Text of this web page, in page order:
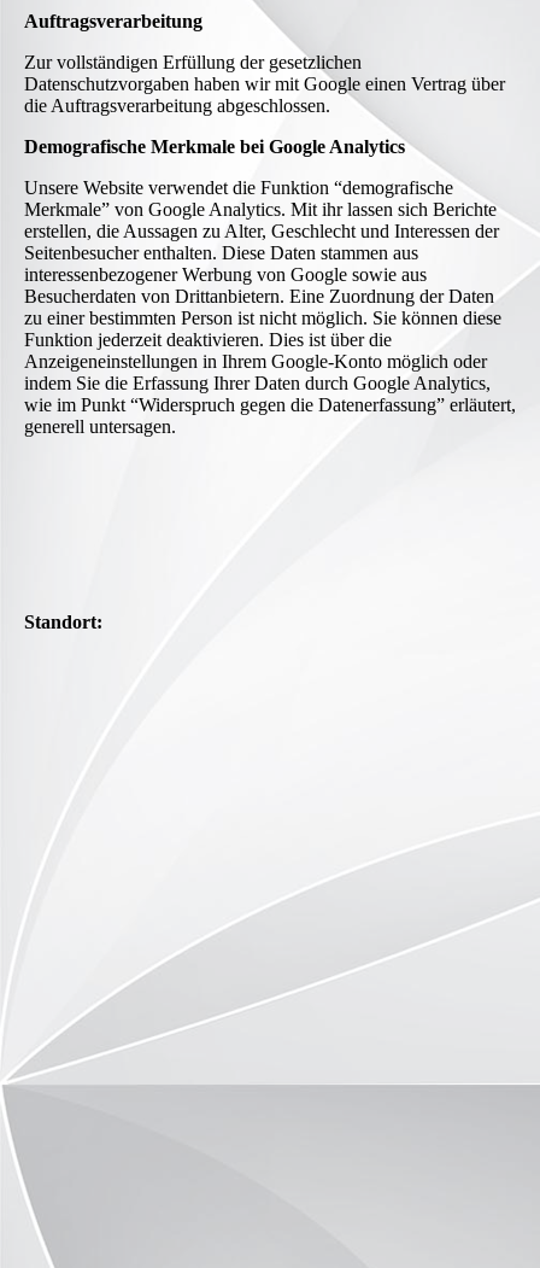
Auftragsverarbeitung
Zur vollständigen Erfüllung der gesetzlichen
Datenschutzvorgaben haben wir mit Google einen Vertrag über
die Auftragsverarbeitung abgeschlossen.
Demografische Merkmale bei Google Analytics
Unsere Website verwendet die Funktion “demografische
Merkmale” von Google Analytics. Mit ihr lassen sich Berichte
erstellen, die Aussagen zu Alter, Geschlecht und Interessen der
Seitenbesucher enthalten. Diese Daten stammen aus
interessenbezogener Werbung von Google sowie aus
Besucherdaten von Drittanbietern. Eine Zuordnung der Daten
zu einer bestimmten Person ist nicht möglich. Sie können diese
Funktion jederzeit deaktivieren. Dies ist über die
Anzeigeneinstellungen in Ihrem Google-Konto möglich oder
indem Sie die Erfassung Ihrer Daten durch Google Analytics,
wie im Punkt “Widerspruch gegen die Datenerfassung” erläutert,
generell untersagen.
Standort: